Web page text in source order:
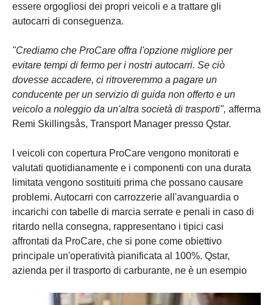
essere orgogliosi dei propri veicoli e a trattare gli
autocarri di conseguenza.
"Crediamo che ProCare offra l'opzione migliore per
evitare tempi di fermo per i nostri autocarri. Se ciò
dovesse accadere, ci ritroveremmo a pagare un
conducente per un servizio di guida non offerto e un
veicolo a noleggio da un'altra società di trasporti", afferma
Remi Skillingsås, Transport Manager presso Qstar.
I veicoli con copertura ProCare vengono monitorati e
valutati quotidianamente e i componenti con una durata
limitata vengono sostituiti prima che possano causare
problemi. Autocarri con carrozzerie all'avanguardia o
incarichi con tabelle di marcia serrate e penali in caso di
ritardo nella consegna, rappresentano i tipici casi
affrontati da ProCare, che si pone come obiettivo
principale un'operatività pianificata al 100%. Qstar,
azienda per il trasporto di carburante, ne è un esempio